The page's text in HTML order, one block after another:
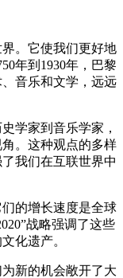
。它使我们更好地
年到1930年，巴黎
音乐和文学，远远
学家到音乐学家，
。这种观点的多样
我们在互联世界中
的增长速度是全球
战略强调了这些
化遗产。
新的机会敞开了大